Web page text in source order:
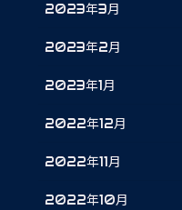
2023年3月
2023年2月
2023年1月
2022年12月
2022年11月
2022年10月